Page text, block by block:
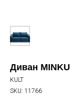
Диван MINKU
KULT
SKU: 11766